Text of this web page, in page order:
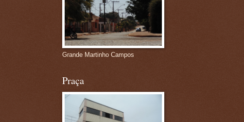
Grande Martinho Campos
Praça